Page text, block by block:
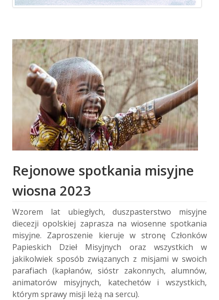
Rejonowe spotkania misyjne
wiosna 2023
Wzorem lat ubiegłych, duszpasterstwo misyjne
diecezji opolskiej zaprasza na wiosenne spotkania
misyjne. Zaproszenie kieruje w stronę Członków
Papieskich Dzieł Misyjnych oraz wszystkich w
jakikolwiek sposób związanych z misjami w swoich
parafiach (kapłanów, sióstr zakonnych, alumnów,
animatorów misyjnych, katechetów i wszystkich,
którym sprawy misji leżą na sercu).